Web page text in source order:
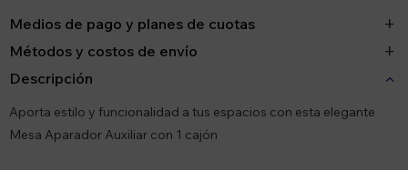
Medios de pago y planes de cuotas
Métodos y costos de envío
Descripción
Aporta estilo y funcionalidad a tus espacios con esta elegante
Mesa Aparador Auxiliar con 1 cajón